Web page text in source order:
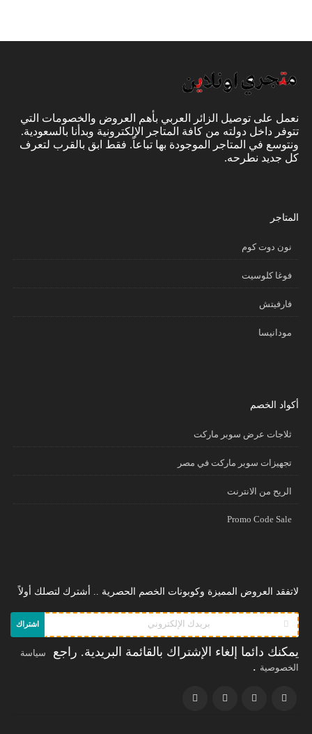
نعمل على توصيل الزائر العربي بأهم العروض والخصومات التي
تتوفر داخل دولته من كافة المتاجر الإلكترونية وبدأنا بالسعودية.
ونتوسع في المتاجر الموجودة بها تباعاً. فقط ابق بالقرب لتعرف
كل جديد نطرحه.
المتاجر
نون دوت كوم
فوغا كلوسيت
فارفيتش
مودانيسا
أكواد الخصم
ثلاجات عرض سوبر ماركت
تجهيزات سوبر ماركت في مصر
الريح من الانترنت
Promo Code Sale
لاتفقد العروض المميزة وكوبونات الخصم الحصرية .. أشترك لتصلك أولاً
اشتراك
يمكنك دائما إلغاء الإشتراك بالقائمة البريدية. راجع
سياسة
الخصوصية .